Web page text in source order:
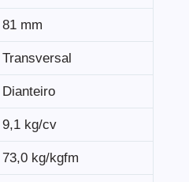
81 mm
Transversal
Dianteiro
9,1 kg/cv
73,0 kg/kgfm